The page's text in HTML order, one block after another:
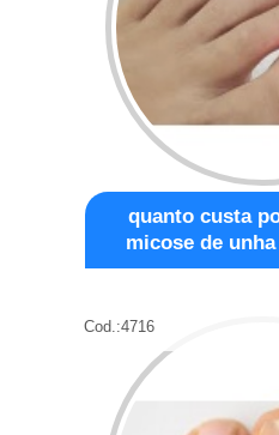
quanto custa
micose de
Cod.:4716